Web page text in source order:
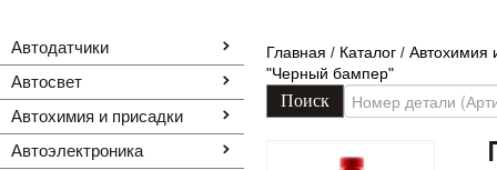
Автодатчики
Автосвет
Автохимия и присадки
Автоэлектроника
Главная / Каталог / Автохимия
"Черный бампер"